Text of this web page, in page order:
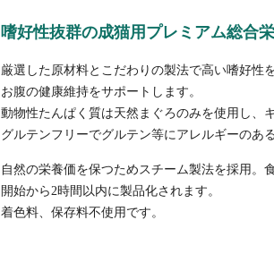
嗜好性抜群の成猫用プレミアム総合
厳選した原材料とこだわりの製法で高い嗜好性
お腹の健康維持をサポートします。
動物性たんぱく質は天然まぐろのみを使用し、
グルテンフリーでグルテン等にアレルギーのあ
自然の栄養価を保つためスチーム製法を採用。
開始から2時間以内に製品化されます。
着色料、保存料不使用です。